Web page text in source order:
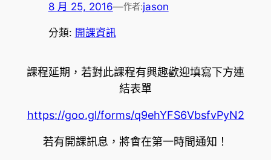
8 月 25, 2016—作者:jason
分類: 開課資訊
課程延期，若對此課程有興趣歡迎填寫下方連
結表單
https://goo.gl/forms/q9ehYFS6VbsfvPyN2
若有開課訊息，將會在第一時間通知！